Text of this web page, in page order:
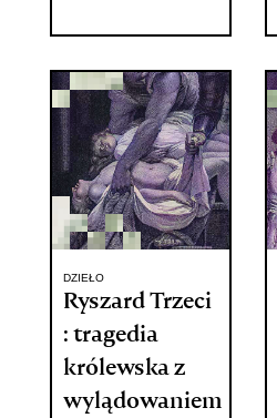
DZIEŁO
Ryszard Trzeci
: tragedia
królewska z
wylądowaniem